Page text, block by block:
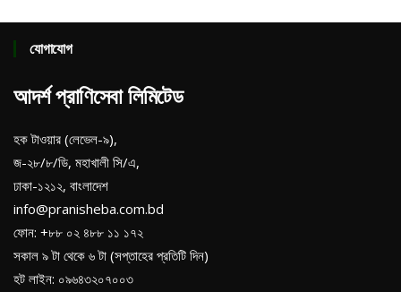
যোগাযোগ
আদর্শ প্রাণিসেবা লিমিটেড
হক টাওয়ার (লেভেল-৯),
জ-২৮/৮/ডি, মহাখালী সি/এ,
ঢাকা-১২১২, বাংলাদেশ
info@pranisheba.com.bd
ফোন: +৮৮ ০২ ৪৮৮ ১১ ১৭২
সকাল ৯ টা থেকে ৬ টা (সপ্তাহের প্রতিটি দিন)
হট লাইন: ০৯৬৪৩২০৭০০৩